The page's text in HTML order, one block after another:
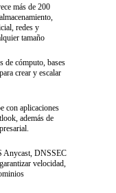
más de 200
redes y
tamaño
de cómputo, bases
crear y escalar
con aplicaciones
además de
Anycast, DNSSEC
velocidad,